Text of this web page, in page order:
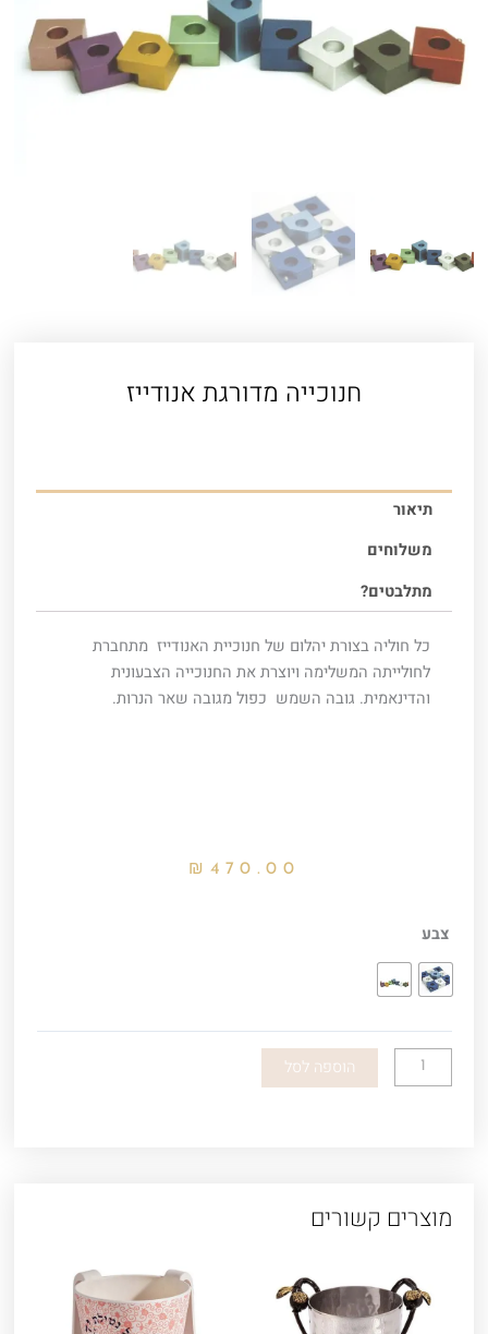
חנוכייה מדורגת אנודייז
תיאור
משלוחים
מתלבטים?
כל חוליה בצורת יהלום של חנוכיית האנודייז מתחברת
לחולייתה המשלימה ויוצרת את החנוכייה הצבעונית
והדינאמית. גובה השמש כפול מגובה שאר הנרות.
₪ 470.00
צבע
כמות
של
חנוכייה
אנודייז
הוספה לסל
מוצרים קשורים